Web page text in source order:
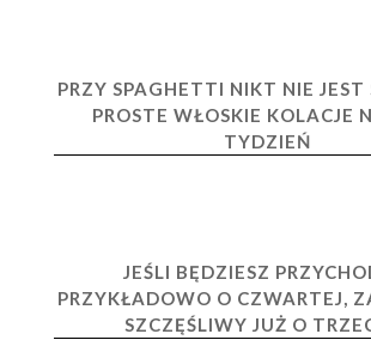
PRZY SPAGHETTI NIKT NIE
PROSTE WŁOSKIE KOLACJE
TYDZIEŃ
JEŚLI BĘDZIESZ
PRZYKŁADOWO O CZWARTEJ,
SZCZĘŚLIWY JUŻ O